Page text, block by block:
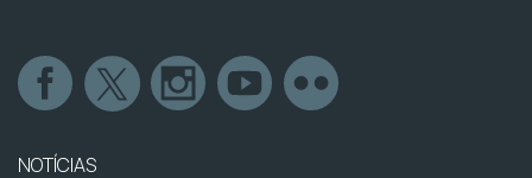
NOTÍCIAS